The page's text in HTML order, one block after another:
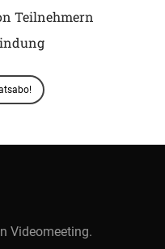
Teilnehmern
Videomeeting.